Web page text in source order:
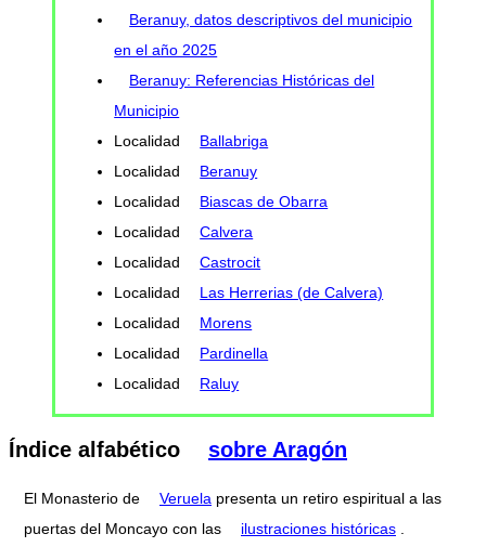
Beranuy, datos descriptivos del municipio
en el año 2025
Beranuy: Referencias Históricas del
Municipio
Localidad
Ballabriga
Localidad
Beranuy
Localidad
Biascas de Obarra
Localidad
Calvera
Localidad
Castrocit
Localidad
Las Herrerias (de Calvera)
Localidad
Morens
Localidad
Pardinella
Localidad
Raluy
Índice alfabético sobre Aragón
El Monasterio de Veruela presenta un retiro espiritual a las
puertas del Moncayo con las
ilustraciones históricas